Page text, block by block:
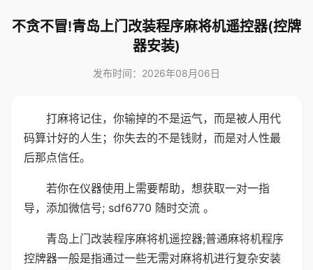
不贪不冒!青岛上门改装程序麻将机遥控器(控牌
器安装)
发布时间：2026年08月06日
打麻将记住，你输掉的不是运气，而是被人用代
码算计好的人生；你失去的不是钱财，而是对人性最
后那点信任。
若你在仪器使用上需要帮助，想获取一对一指
导，添加微信号; sdf6770 随时交流 。
青岛上门改装程序麻将机遥控器;普通麻将机程序
控牌器一般是指通过一些无需对麻将机进行复杂安装